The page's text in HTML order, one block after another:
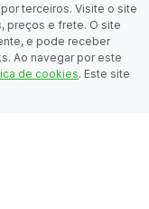
terceiros. Visite o site
preços e frete. O site
e pode receber
Ao navegar por este
de cookies. Este site